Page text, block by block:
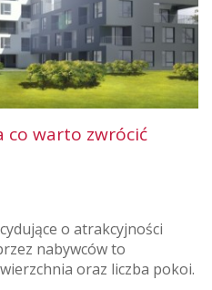
co warto zwrócić
o atrakcyjności
nabywców to
oraz liczba pokoi.